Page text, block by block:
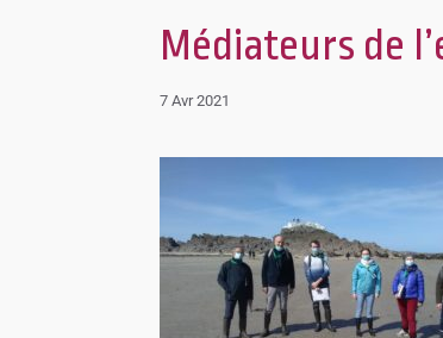
Médiateurs de
7 Avr 2021